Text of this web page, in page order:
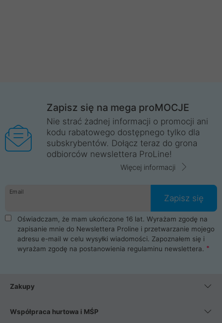
Zapisz się na mega proMOCJE
Nie strać żadnej informacji o promocji ani
kodu rabatowego dostępnego tylko dla
subskrybentów. Dołącz teraz do grona
odbiorców newslettera ProLine!
Więcej informacji
Email
Zapisz się
Oświadczam, że mam ukończone 16 lat. Wyrażam zgodę na
zapisanie mnie do Newslettera Proline i przetwarzanie mojego
adresu e-mail w celu wysyłki wiadomości. Zapoznałem się i
wyrażam zgodę na postanowienia regulaminu newslettera.
Zakupy
Współpraca hurtowa i MŚP